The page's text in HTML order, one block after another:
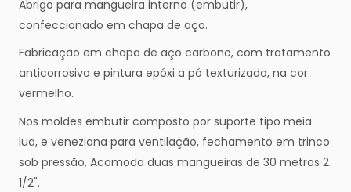
Abrigo para mangueira interno (embutir),
confeccionado em chapa de aço.
Fabricação em chapa de aço carbono, com tratamento
anticorrosivo e pintura epóxi a pó texturizada, na cor
vermelho.
Nos moldes embutir composto por suporte tipo meia
lua, e veneziana para ventilação, fechamento em trinco
sob pressão, Acomoda duas mangueiras de 30 metros 2
1/2".